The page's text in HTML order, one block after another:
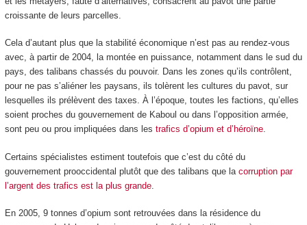
croissante de leurs parcelles.
Cela d’autant plus que la stabilité économique n’est pas au rendez-vous
avec, à partir de 2004, la montée en puissance, notamment dans le sud du
pays, des talibans chassés du pouvoir. Dans les zones qu’ils contrôlent,
pour ne pas s’aliéner les paysans, ils tolèrent les cultures du pavot, sur
lesquelles ils prélèvent des taxes. À l’époque, toutes les factions, qu’elles
soient proches du gouvernement de Kaboul ou dans l’opposition armée,
sont peu ou prou impliquées dans les trafics d’opium et d’héroïne.
Certains spécialistes estiment toutefois que c’est du côté du
gouvernement prooccidental plutôt que des talibans que la corruption par
l’argent des trafics est la plus grande.
En 2005, 9 tonnes d’opium sont retrouvées dans la résidence du